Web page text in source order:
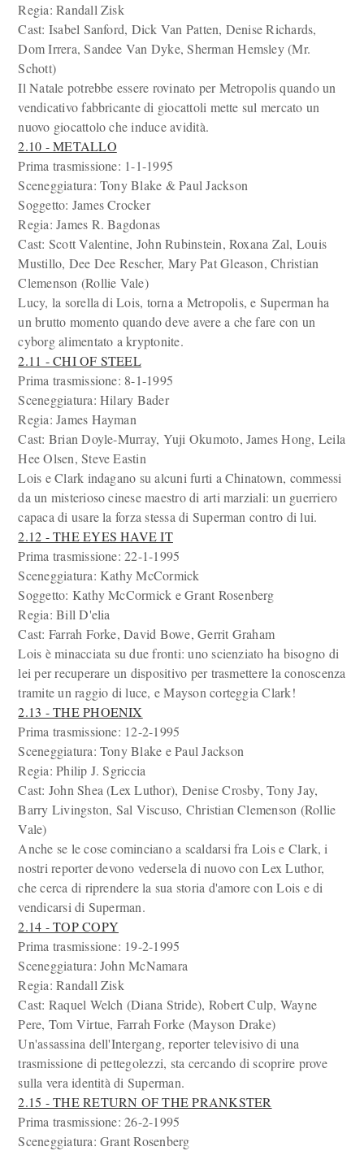
Regia: Randall Zisk
Cast: Isabel Sanford, Dick Van Patten, Denise Richards,
Dom Irrera, Sandee Van Dyke, Sherman Hemsley (Mr.
Schott)
Il Natale potrebbe essere rovinato per Metropolis quando un
vendicativo fabbricante di giocattoli mette sul mercato un
nuovo giocattolo che induce avidità.
2.10 - METALLO
Prima trasmissione: 1-1-1995
Sceneggiatura: Tony Blake & Paul Jackson
Soggetto: James Crocker
Regia: James R. Bagdonas
Cast: Scott Valentine, John Rubinstein, Roxana Zal, Louis
Mustillo, Dee Dee Rescher, Mary Pat Gleason, Christian
Clemenson (Rollie Vale)
Lucy, la sorella di Lois, torna a Metropolis, e Superman ha
un brutto momento quando deve avere a che fare con un
cyborg alimentato a kryptonite.
2.11 - CHI OF STEEL
Prima trasmissione: 8-1-1995
Sceneggiatura: Hilary Bader
Regia: James Hayman
Cast: Brian Doyle-Murray, Yuji Okumoto, James Hong, Leila
Hee Olsen, Steve Eastin
Lois e Clark indagano su alcuni furti a Chinatown, commessi
da un misterioso cinese maestro di arti marziali: un guerriero
capaca di usare la forza stessa di Superman contro di lui.
2.12 - THE EYES HAVE IT
Prima trasmissione: 22-1-1995
Sceneggiatura: Kathy McCormick
Soggetto: Kathy McCormick e Grant Rosenberg
Regia: Bill D'elia
Cast: Farrah Forke, David Bowe, Gerrit Graham
Lois è minacciata su due fronti: uno scienziato ha bisogno di
lei per recuperare un dispositivo per trasmettere la conoscenza
tramite un raggio di luce, e Mayson corteggia Clark!
2.13 - THE PHOENIX
Prima trasmissione: 12-2-1995
Sceneggiatura: Tony Blake e Paul Jackson
Regia: Philip J. Sgriccia
Cast: John Shea (Lex Luthor), Denise Crosby, Tony Jay,
Barry Livingston, Sal Viscuso, Christian Clemenson (Rollie
Vale)
Anche se le cose cominciano a scaldarsi fra Lois e Clark, i
nostri reporter devono vedersela di nuovo con Lex Luthor,
che cerca di riprendere la sua storia d'amore con Lois e di
vendicarsi di Superman.
2.14 - TOP COPY
Prima trasmissione: 19-2-1995
Sceneggiatura: John McNamara
Regia: Randall Zisk
Cast: Raquel Welch (Diana Stride), Robert Culp, Wayne
Pere, Tom Virtue, Farrah Forke (Mayson Drake)
Un'assassina dell'Intergang, reporter televisivo di una
trasmissione di pettegolezzi, sta cercando di scoprire prove
sulla vera identità di Superman.
2.15 - THE RETURN OF THE PRANKSTER
Prima trasmissione: 26-2-1995
Sceneggiatura: Grant Rosenberg